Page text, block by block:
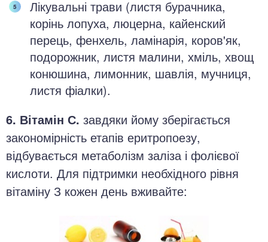
Лікувальні трави (листя бурачника,
корінь лопуха, люцерна, кайенский
перець, фенхель, ламінарія, коров'як,
подорожник, листя малини, хміль, хвощ
конюшина, лимонник, шавлія, мучниця,
листя фіалки).
6. Вітамін С. завдяки йому зберігається
закономірність етапів еритропоезу,
відбувається метаболізм заліза і фолієвої
кислоти. Для підтримки необхідного рівня
вітаміну З кожен день вживайте: